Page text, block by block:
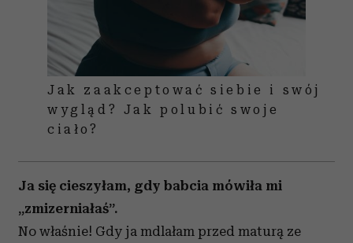
Jak zaakceptować siebie i swój
wygląd? Jak polubić swoje
ciało?
Ja się cieszyłam, gdy babcia mówiła mi
„zmizerniałaś”.
No właśnie! Gdy ja mdlałam przed maturą ze